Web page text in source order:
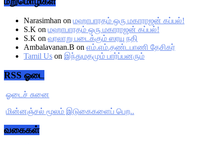
Narasimhan on மஹாபாரதம் ஒரு மகாராஜன் கப்பல்!
S.K on மஹாபாரதம் ஒரு மகாராஜன் கப்பல்!
S.K on வரலாறு படைக்கும் ஸரயு நதி
Ambalavanan.B on எம்.எம்.தண்டபாணி தேசிகர்
Tamil Us on இந்துமதமும் பார்ப்பனரும்
RSS ஓடை
ஓடைச் சுனை
மின்னஞ்சல் மூலம் இடுகைகளைப் பெற..
வகைகள்